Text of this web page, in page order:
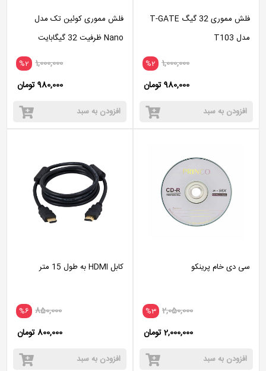
فلش مموری 32 گیگ T-GATE
مدل T103
%2 1,000,000
980,000 تومان
افزودن به سبد
فلش مموری کوئین تک مدل
Nano ظرفیت 32 گیگابایت
%2 1,000,000
980,000 تومان
افزودن به سبد
سی دی خام پرینکو
%3 2,050,000
2,000,000 تومان
افزودن به سبد
کابل HDMI به طول 15 متر
%6 850,000
800,000 تومان
افزودن به سبد